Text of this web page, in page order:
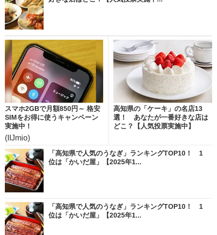
スマホ2GBで月額850円～ 格安
SIMをお得に使うキャンペーン
実施中！
(IIJmio)
高知県の「ケーキ」の名店13
選！ あなたが一番好きな店は
どこ？【人気投票実施中】
「高知県で人気のうなぎ」ランキングTOP10！ 1
位は「かいだ屋」【2025年1...
「高知県で人気のうなぎ」ランキングTOP10！ 1
位は「かいだ屋」【2025年1...